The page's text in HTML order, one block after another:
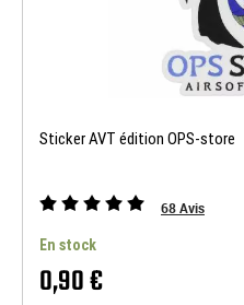
Sticker AVT édition OPS-store
68Avis
En stock
0,90 €